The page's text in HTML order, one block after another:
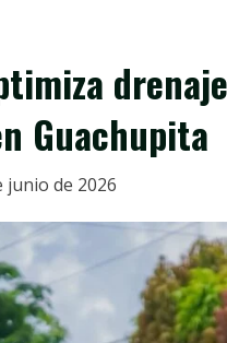
Guachupita
junio de 2026